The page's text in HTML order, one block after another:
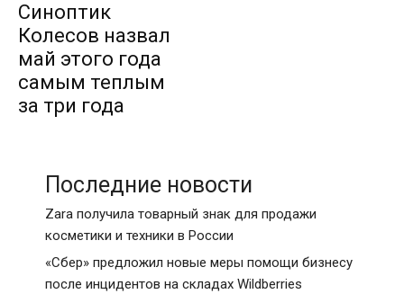
Синоптик
Колесов назвал
май этого года
самым теплым
за три года
Последние новости
Zara получила товарный знак для продажи
косметики и техники в России
«Сбер» предложил новые меры помощи бизнесу
после инцидентов на складах Wildberries